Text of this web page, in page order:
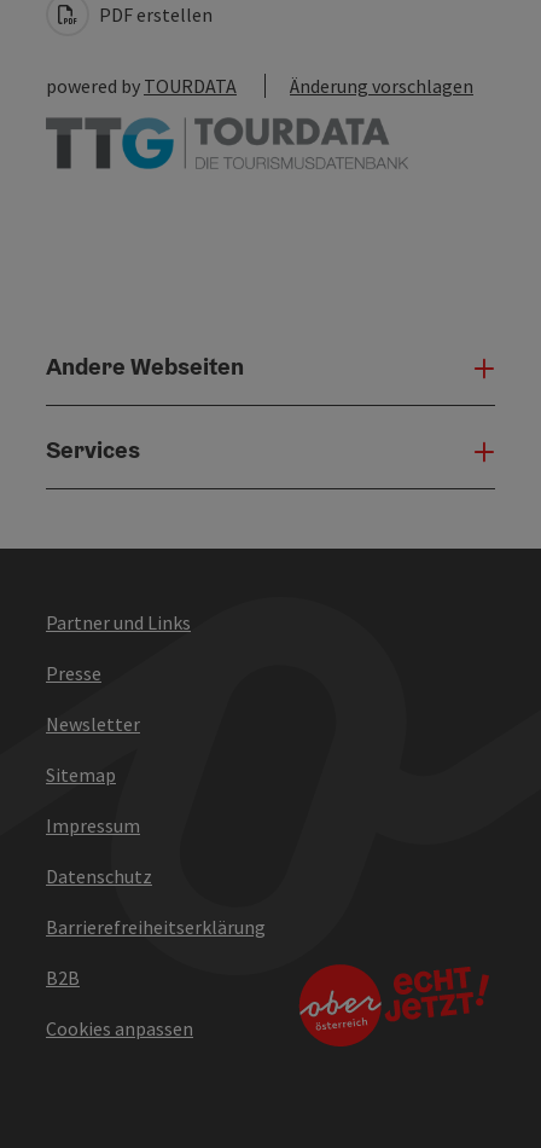
PDF erstellen
powered by TOURDATA Änderung vorschlagen
Andere Webseiten
Services
Partner und Links
Presse
Newsletter
Sitemap
Impressum
Datenschutz
Barrierefreiheitserklärung
B2B
Cookies anpassen